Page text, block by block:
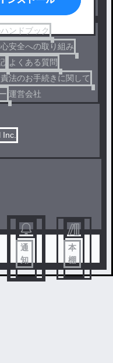
ディ
ンドブック
安全への取り組み
よくある質問
法のお手続きに関して
運営会社
通
知
本
棚